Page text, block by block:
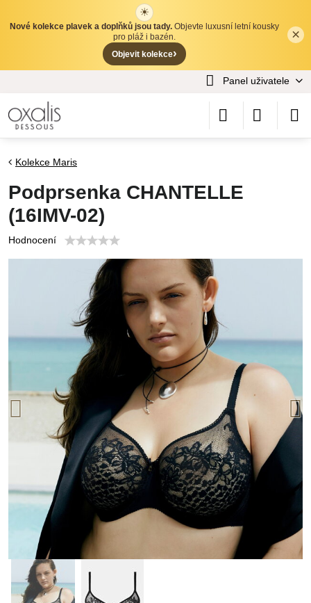
✕
×
☀
Nové kolekce plavek a doplňků jsou tady. Objevte luxusní letní kousky
pro pláž i bazén.
Objevit kolekce›
Panel uživatele
Kolekce Maris
Podprsenka CHANTELLE
(16IMV-02)
Hodnocení